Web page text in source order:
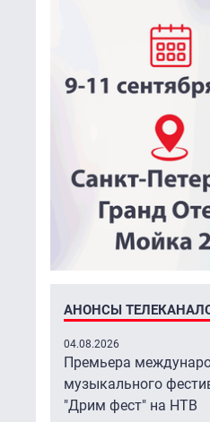
АНОНСЫ
04.08.2026
Премьера
музыкального
"Дрим фест" на НТВ